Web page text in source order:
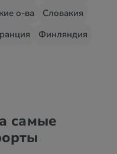
о-ва
Словакия
Финляндия
самые